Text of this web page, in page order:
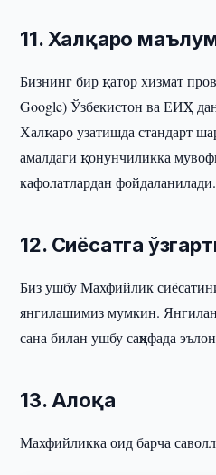
11. Халқаро
Бизнинг бир қатор хизмат
Google) Ўзбекистон ва ЕИҲ
Халқаро узатишда стандарт
амалдаги қонунчиликка
кафолатлардан фойдаланилади.
12. Сиёсатга
Биз ушбу Махфийлик
янгилашимиз мумкин.
сана билан ушбу саҳифада
13. Алоқа
Махфийликка оид барча